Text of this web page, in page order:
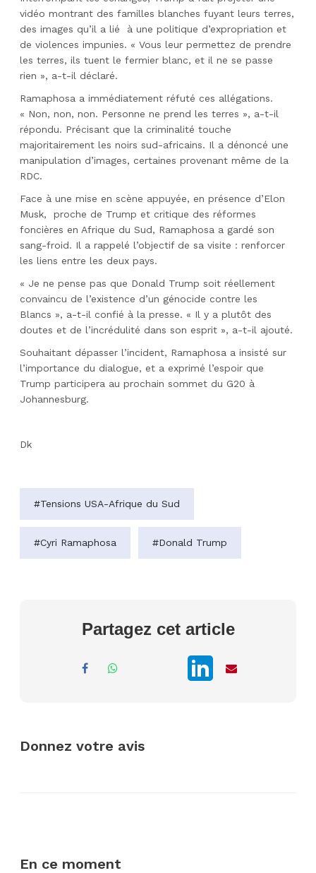
vidéo montrant des familles blanches fuyant leurs terres,
des images qu’il a lié
à une politique d’expropriation et
de violences impunies. « Vous leur permettez de prendre
les terres, ils tuent le fermier blanc, et il ne se passe
rien », a-t-il déclaré.
Ramaphosa a immédiatement réfuté ces allégations.
« Non, non, non. Personne ne prend les terres », a-t-il
répondu. Précisant que la criminalité touche
majoritairement les noirs sud-africains. Il a dénoncé une
manipulation d’images, certaines provenant même de la
RDC.
Face à une mise en scène appuyée, en présence d’Elon
Musk,
proche de Trump et critique des réformes
foncières en Afrique du Sud, Ramaphosa a gardé son
sang-froid. Il a rappelé l’objectif de sa visite : renforcer
les liens entre les deux pays.
« Je ne pense pas que Donald Trump soit réellement
convaincu de l’existence d’un génocide contre les
Blancs », a-t-il confié à la presse. « Il y a plutôt des
doutes et de l’incrédulité dans son esprit », a-t-il ajouté.
Souhaitant dépasser l’incident, Ramaphosa a insisté sur
l’importance du dialogue, et a exprimé l’espoir que
Trump participera au prochain sommet du G20 à
Johannesburg.
Dk
#Tensions USA-Afrique du Sud
#Cyri Ramaphosa #Donald Trump
Partagez cet article
Donnez votre avis
En ce moment